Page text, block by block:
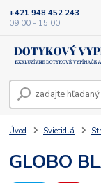
+421 948 452 243
09:00 - 15:00
Úvod Svietidlá
GLOBO